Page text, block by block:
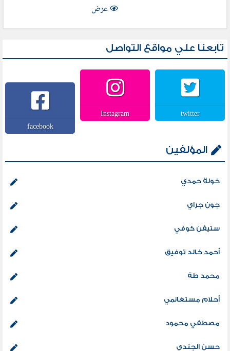
عرض
تابعنا علي مواقع التواصل
twitter
Instagram
facebook
المؤلفين
خولة حمدي
جون جراي
ستيفن كوفي
أحمد خالد توفيق
محمد طة
أحلام مستغانمي
مصطفي محمود
حسن الجندي